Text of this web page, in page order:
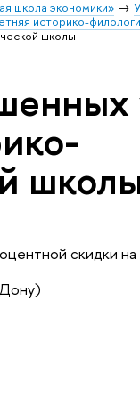
школа экономики»
историко-
школы
скидки на